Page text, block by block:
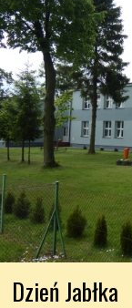
Dzień Jabłka